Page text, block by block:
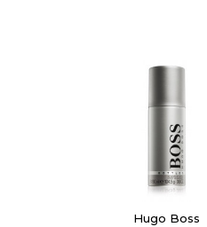
Hugo Boss